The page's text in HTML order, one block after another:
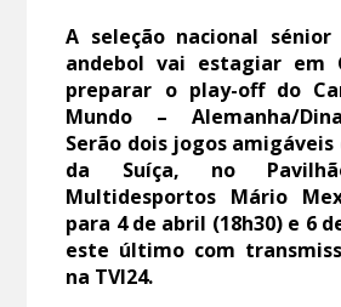
A seleção nacional sénior
andebol vai estagiar em
preparar o play-off do
Mundo – Alemanha/
Serão dois jogos amigáveis
da Suíça, no
Multidesportos Mário
para 4 de abril (18h30) e 6
este último com
na TVI24.